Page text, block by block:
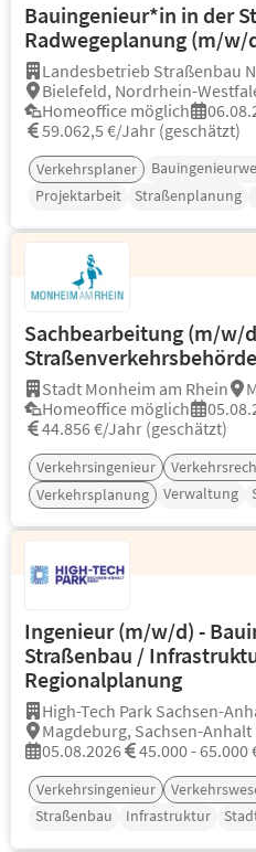
Bauingenieur*in in der
Radwegeplanung (m/w/
Landesbetrieb Straßenbau
Bielefeld, Nordrhein-
Homeoffice möglich
59.062,5 €/Jahr (geschätzt)
Verkehrsplaner
Projektarbeit
Straßenplanung
Sachbearbeitung (m/w/
Straßenverkehrsbehörde
Stadt Monheim am Rhein
Homeoffice möglich
44.856 €/Jahr (geschätzt)
Verkehrsingenieur
Verkehrsplanung
Verwaltung
Ingenieur (m/w/d) -
Straßenbau /
Regionalplanung
High-Tech Park Sachsen-
Magdeburg, Sachsen-Anhalt
05.08.2026
45.000 - 65.000
Verkehrsingenieur
Straßenbau
Infrastruktur